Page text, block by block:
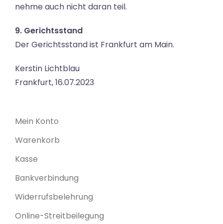
nehme auch nicht daran teil.
9. Gerichtsstand
Der Gerichtsstand ist Frankfurt am Main.
Kerstin Lichtblau
Frankfurt, 16.07.2023
Mein Konto
Warenkorb
Kasse
Bankverbindung
Widerrufsbelehrung
Online-Streitbeilegung